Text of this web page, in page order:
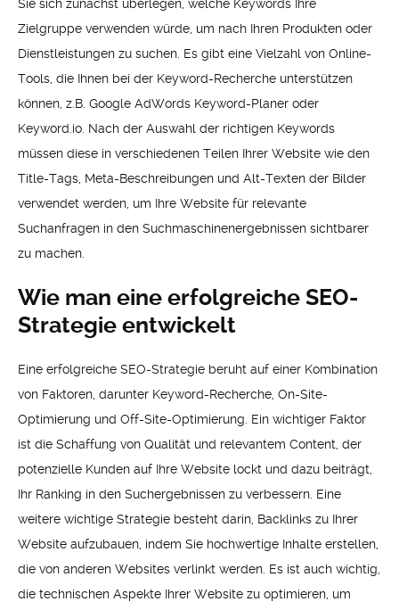
Sie sich zunächst überlegen, welche Keywords Ihre
Zielgruppe verwenden würde, um nach Ihren Produkten oder
Dienstleistungen zu suchen. Es gibt eine Vielzahl von Online-
Tools, die Ihnen bei der Keyword-Recherche unterstützen
können, z.B. Google AdWords Keyword-Planer oder
Keyword.io. Nach der Auswahl der richtigen Keywords
müssen diese in verschiedenen Teilen Ihrer Website wie den
Title-Tags, Meta-Beschreibungen und Alt-Texten der Bilder
verwendet werden, um Ihre Website für relevante
Suchanfragen in den Suchmaschinenergebnissen sichtbarer
zu machen.
Wie man eine erfolgreiche SEO-
Strategie entwickelt
Eine erfolgreiche SEO-Strategie beruht auf einer Kombination
von Faktoren, darunter Keyword-Recherche, On-Site-
Optimierung und Off-Site-Optimierung. Ein wichtiger Faktor
ist die Schaffung von Qualität und relevantem Content, der
potenzielle Kunden auf Ihre Website lockt und dazu beiträgt,
Ihr Ranking in den Suchergebnissen zu verbessern. Eine
weitere wichtige Strategie besteht darin, Backlinks zu Ihrer
Website aufzubauen, indem Sie hochwertige Inhalte erstellen,
die von anderen Websites verlinkt werden. Es ist auch wichtig,
die technischen Aspekte Ihrer Website zu optimieren, um